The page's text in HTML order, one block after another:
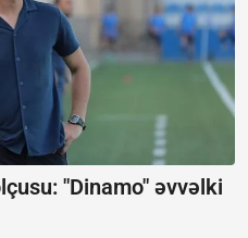
"Dinamo" əvvəlki